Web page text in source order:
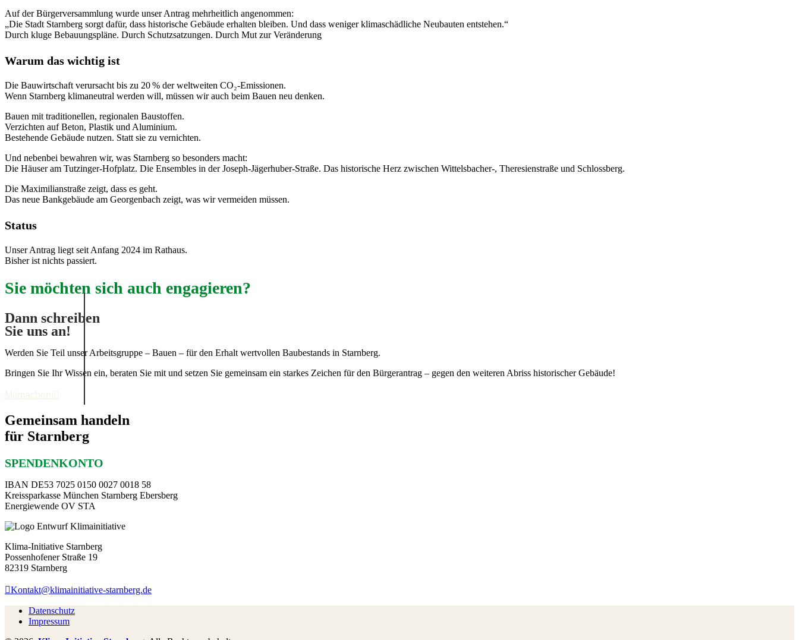
Auf der Bürgerversammlung wurde unser Antrag mehrheitlich angenommen:
„Die Stadt Starnberg sorgt dafür, dass historische Gebäude erhalten bleiben. Und dass weniger klimaschädliche Neubauten entstehen.“
Durch kluge Bebauungspläne. Durch Schutzsatzungen. Durch Mut zur Veränderung
Warum das wichtig ist
Die Bauwirtschaft verursacht bis zu 20 % der weltweiten CO₂-Emissionen.
Wenn Starnberg klimaneutral werden will, müssen wir auch beim Bauen neu denken.
Bauen mit traditionellen, regionalen Baustoffen.
Verzichten auf Beton, Plastik und Aluminium.
Bestehende Gebäude nutzen. Statt sie zu vernichten.
Und nebenbei bewahren wir, was Starnberg so besonders macht:
Die Häuser am Tutzinger-Hofplatz. Die Ensembles in der Joseph-Jägerhuber-Straße. Das historische Herz zwischen Wittelsbacher-, Theresienstraße und Schlossberg.
Die Maximilianstraße zeigt, dass es geht.
Das neue Bankgebäude am Georgenbach zeigt, was wir vermeiden müssen.
Status
Unser Antrag liegt seit Anfang 2024 im Rathaus.
Bisher ist nichts passiert.
Sie möchten sich auch engagieren?
Dann schreiben
Sie uns an!
Werden Sie Teil unser Arbeitsgruppe – Bauen – für den Erhalt wertvollen Baubestands in Starnberg.
Bringen Sie Ihr Wissen ein, beraten Sie mit und setzen Sie gemeinsam ein starkes Zeichen für den Bürgerantrag – gegen den weiteren Abriss historischer Gebäude!
Mitmachen!
Gemeinsam handeln
für Starnberg
SPENDENKONTO
IBAN DE53 7025 0150 0027 0018 58
Kreissparkasse München Starnberg Ebersberg
Energiewende OV STA
Klima-Initiative Starnberg
Possenhofener Straße 19
82319 Starnberg
Kontakt@klimainitiative-starnberg.de
Datenschutz
Impressum